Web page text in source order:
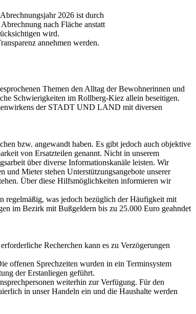
2026 ist durch
nach Fläche anstatt
wird.
annehmen werden.
Themen den Alltag der Bewohnerinnen und
Schwierigkeiten im Rollberg-Kiez allein beseitigen.
der STADT UND LAND mit diversen
bzw. angewandt haben. Es gibt jedoch auch objektive
von Ersatzteilen genannt. Nicht in unserem
über diverse Informationskanäle leisten. Wir
und Mieter stehen Unterstützungsangebote unserer
Über diese Hilfsmöglichkeiten informieren wir
regelmäßig, was jedoch bezüglich der Häufigkeit mit
im Bezirk mit Bußgeldern bis zu 25.000 Euro geahndet
Recherchen kann es zu Verzögerungen
offenen Sprechzeiten wurden in ein Terminsystem
der Erstanliegen geführt.
weiterhin zur Verfügung. Für den
in unser Handeln ein und die Haushalte werden